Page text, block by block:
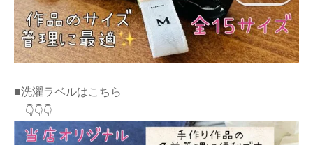
■洗濯ラベルはこちら
👇👇👇